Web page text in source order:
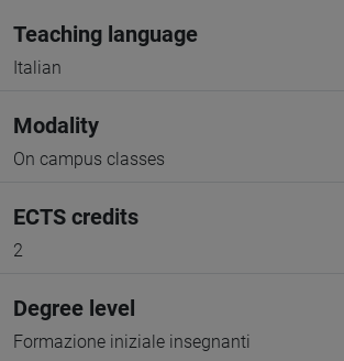
Teaching language
Italian
Modality
On campus classes
ECTS credits
2
Degree level
Formazione iniziale insegnanti